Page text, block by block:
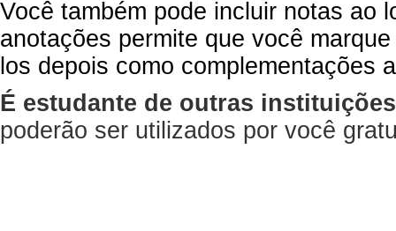
Você também pode incluir notas ao
anotações permite que você
los depois como complementações
É estudante de outras
poderão ser utilizados por você